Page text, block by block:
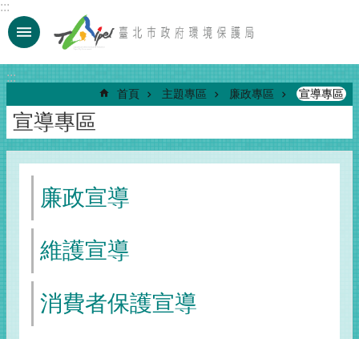
跳到主要內容區塊
:::
:::
首頁 主題專區 廉政專區 宣導專區
宣導專區
廉政宣導
維護宣導
消費者保護宣導